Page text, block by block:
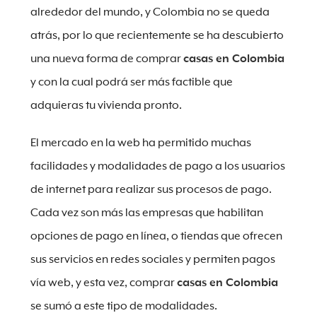
alrededor del mundo, y Colombia no se queda
atrás, por lo que recientemente se ha descubierto
una nueva forma de comprarcasas en Colombia
y con la cual podrá ser más factible que
adquieras tu vivienda pronto.
El mercado en la web ha permitido muchas
facilidades y modalidades de pago a los usuarios
de internet para realizar sus procesos de pago.
Cada vez son más las empresas que habilitan
opciones de pago en línea, o tiendas que ofrecen
sus servicios en redes sociales y permiten pagos
vía web, y esta vez, comprarcasas en Colombia
se sumó a este tipo de modalidades.